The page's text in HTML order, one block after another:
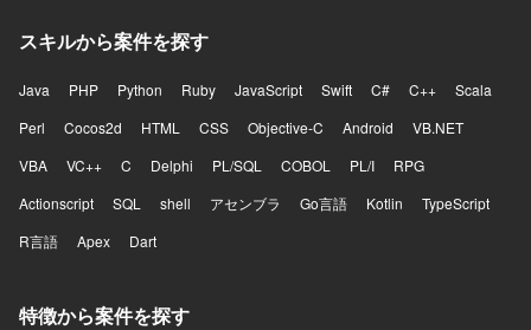
スキルから案件を探す
Java PHP Python Ruby JavaScript Swift C# C++
Scala
Perl
Cocos2d HTML CSS Objective-C Android
VB.NET
VBA
VC++ C Delphi PL/SQL COBOL PL/I
RPG
Actionscript
SQL shell アセンブラ Go言語 Kotlin
TypeScript
R言語
Apex Dart
特徴から案件を探す